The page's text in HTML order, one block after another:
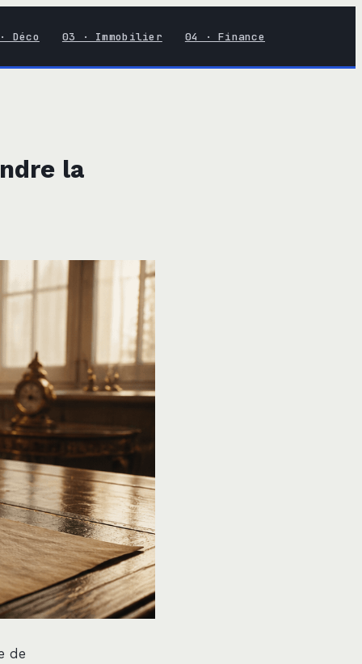
Déco 03 · Immobilier 04 · Finance
la
de